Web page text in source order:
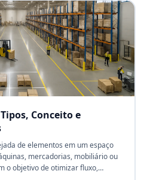
Conceito e
de elementos em um espaço
mercadorias, mobiliário ou
o objetivo de otimizar fluxo,